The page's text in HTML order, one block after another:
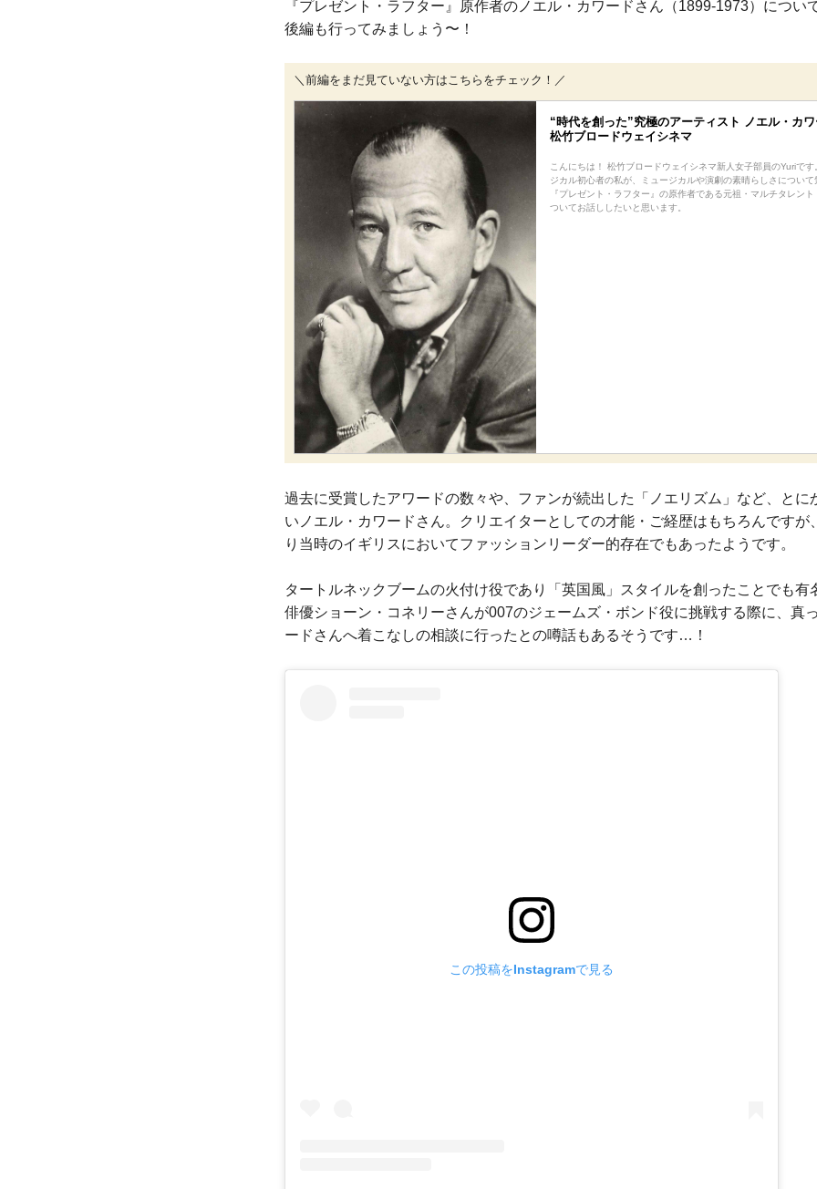
『プレゼント・ラフター』原作者のノエル・カワードさん（1899-1973）につい
後編も行ってみましょう〜！
＼前編をまだ見ていない方はこちらをチェック！／
“時代を創った”究極のアーティスト ノエル・カ
松竹ブロードウェイシネマ
こんにちは！ 松竹ブロードウェイシネマ新人女子部員のYuriで
ジカル初心者の私が、ミュージカルや演劇の素晴らしさについて
『プレゼント・ラフター』の原作者である元祖・マルチタレン
ついてお話ししたいと思います。
過去に受賞したアワードの数々や、ファンが続出した「ノエリズム」など、とに
いノエル・カワードさん。クリエイターとしての才能・ご経歴はもちろんですが
り当時のイギリスにおいてファッションリーダー的存在でもあったようです。
タートルネックブームの火付け役であり「英国風」スタイルを創ったことでも有
俳優ショーン・コネリーさんが007のジェームズ・ボンド役に挑戦する際に、真
ードさんへ着こなしの相談に行ったとの噂話もあるそうです…！
この投稿をInstagramで見る